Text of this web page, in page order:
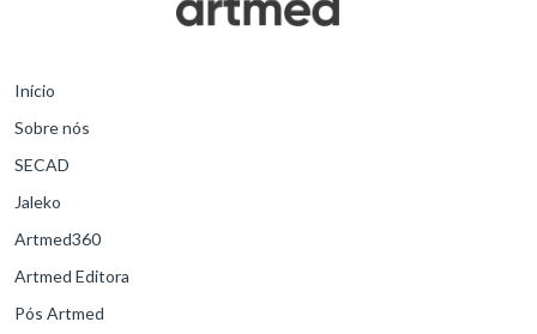
Início
Sobre nós
SECAD
Jaleko
Artmed360
Artmed Editora
Pós Artmed